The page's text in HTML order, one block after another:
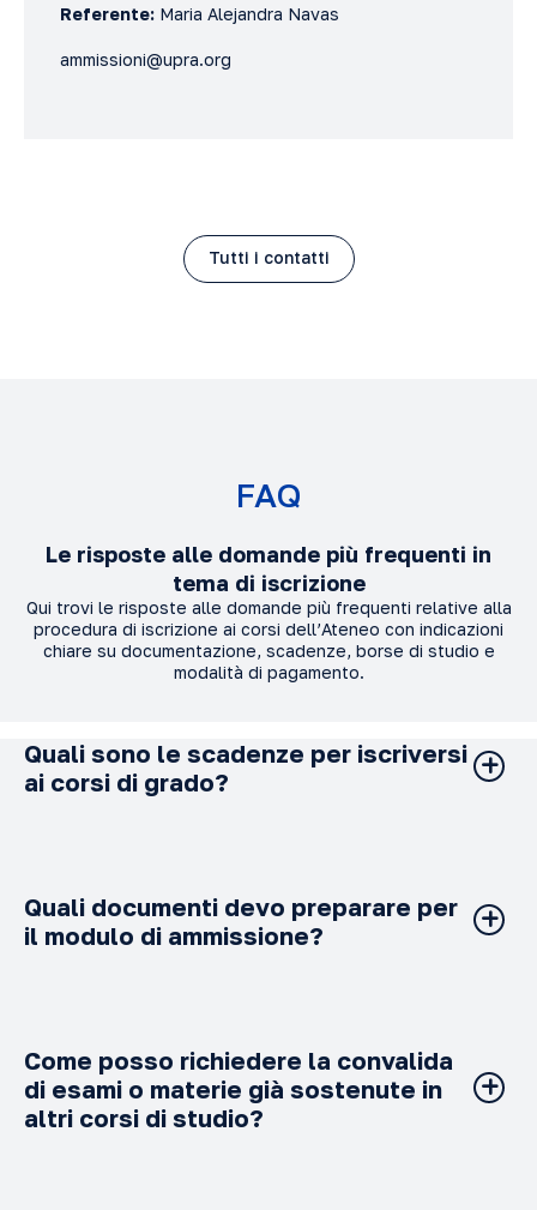
Referente: Maria Alejandra Navas
ammissioni@upra.org
Tutti i contatti
FAQ
Le risposte alle domande più frequenti in
tema di iscrizione
Qui trovi le risposte alle domande più frequenti relative alla
procedura di iscrizione ai corsi dell’Ateneo con indicazioni
chiare su documentazione, scadenze, borse di studio e
modalità di pagamento.
Quali sono le scadenze per iscriversi
ai corsi di grado?
Termine ultimo per l’iscrizione con
quota agevolata:
Quali documenti devo preparare per
il modulo di ammissione?
Una fotografia formato tessera
I titoli di studio
Come posso richiedere la convalida
di esami o materie già sostenute in
altri corsi di studio?